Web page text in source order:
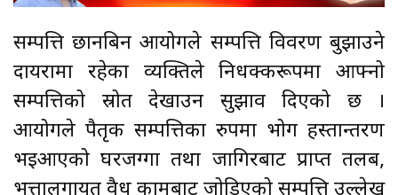
सम्पत्ति छानबिन आयोगले सम्पत्ति विवरण बुझाउने
दायरामा रहेका व्यक्तिले निर्धक्करूपमा आफ्नो
सम्पत्तिको स्रोत देखाउन सुझाव दिएको छ ।
आयोगले पैतृक सम्पत्तिका रुपमा भोग हस्तान्तरण
भइआएको घरजग्गा तथा जागिरबाट प्राप्त तलब,